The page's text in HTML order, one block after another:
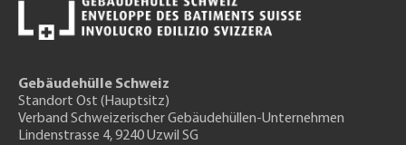
Gebäudehülle Schweiz
Standort Ost (Hauptsitz)
Verband Schweizerischer Gebäudehüllen-Unternehmen
Lindenstrasse 4, 9240 Uzwil SG